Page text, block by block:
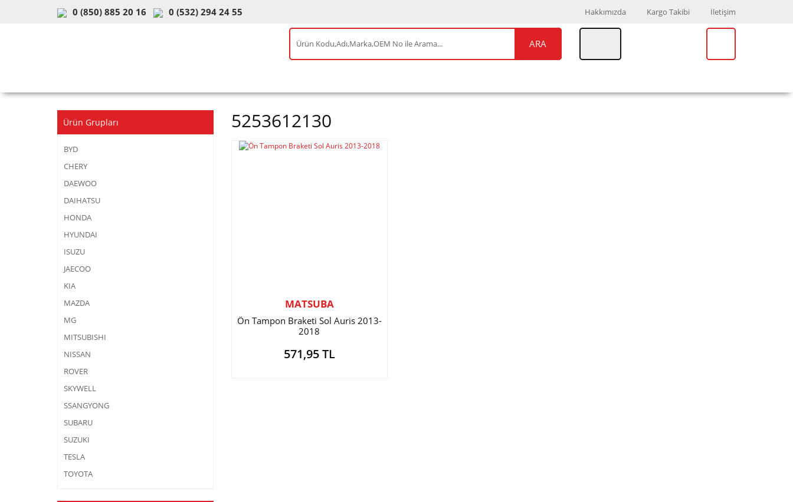
0 (850) 885 20 16 0 (532) 294 24 55 Hakkımızda Kargo Takibi İletişim
ARA
Ürün Grupları
BYD
CHERY
DAEWOO
DAIHATSU
HONDA
HYUNDAI
ISUZU
JAECOO
KIA
MAZDA
MG
MITSUBISHI
NISSAN
ROVER
SKYWELL
SSANGYONG
SUBARU
SUZUKI
TESLA
TOYOTA
5253612130
MATSUBA
Ön Tampon Braketi Sol Auris 2013-
2018
571,95 TL